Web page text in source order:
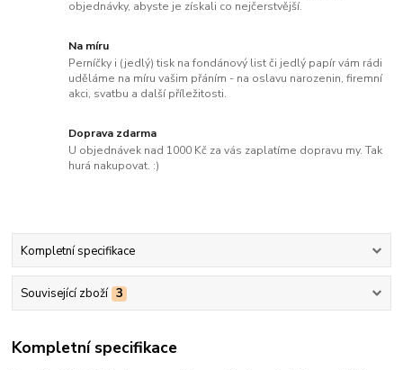
objednávky, abyste je získali co nejčerstvější.
Na míru
Perníčky i (jedlý) tisk na fondánový list či jedlý papír vám rádi
uděláme na míru vašim přáním - na oslavu narozenin, firemní
akci, svatbu a další příležitosti.
Doprava zdarma
U objednávek nad 1000 Kč za vás zaplatíme dopravu my. Tak
hurá nakupovat. :)
Kompletní specifikace
Související zboží 3
Kompletní specifikace